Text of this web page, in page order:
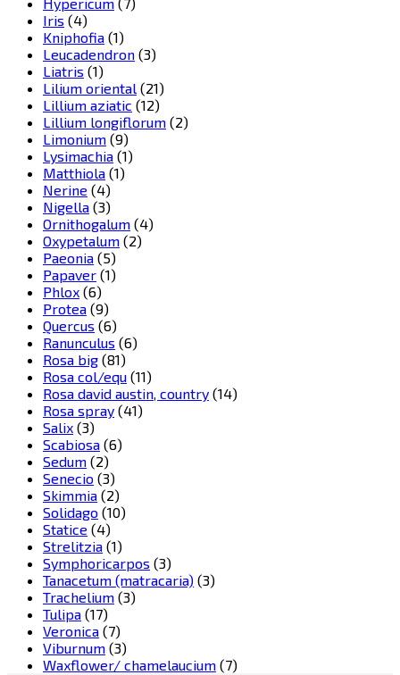
Hypericum (7)
Iris (4)
Kniphofia (1)
Leucadendron (3)
Liatris (1)
Lilium oriental (21)
Lillium aziatic (12)
Lillium longiflorum (2)
Limonium (9)
Lysimachia (1)
Matthiola (1)
Nerine (4)
Nigella (3)
Ornithogalum (4)
Oxypetalum (2)
Paeonia (5)
Papaver (1)
Phlox (6)
Protea (9)
Quercus (6)
Ranunculus (6)
Rosa big (81)
Rosa col/equ (11)
Rosa david austin, country (14)
Rosa spray (41)
Salix (3)
Scabiosa (6)
Sedum (2)
Senecio (3)
Skimmia (2)
Solidago (10)
Statice (4)
Strelitzia (1)
Symphoricarpos (3)
Tanacetum (matracaria) (3)
Trachelium (3)
Tulipa (17)
Veronica (7)
Viburnum (3)
Waxflower/ chamelaucium (7)